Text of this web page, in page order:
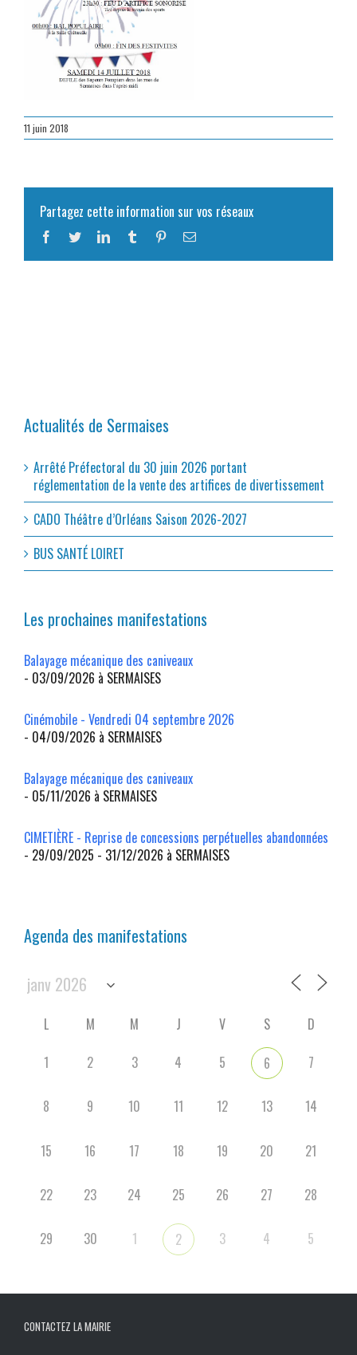
11 juin 2018
Partagez cette information sur vos réseaux
Facebook
TwitterLinkedInTumblr PinterestEmail
Actualités de Sermaises
Arrêté Préfectoral du 30 juin 2026 portant
réglementation de la vente des artifices de divertissement
CADO Théâtre d’Orléans Saison 2026-2027
BUS SANTÉ LOIRET
Les prochaines manifestations
Balayage mécanique des caniveaux
- 03/09/2026 à SERMAISES
Cinémobile - Vendredi 04 septembre 2026
- 04/09/2026 à SERMAISES
Balayage mécanique des caniveaux
- 05/11/2026 à SERMAISES
CIMETIÈRE - Reprise de concessions perpétuelles abandonnées
- 29/09/2025 - 31/12/2026 à SERMAISES
Agenda des manifestations
L M M J V S
D
1
2 3 4 5 6 7
8 9 10 11 12 13 14
15 16 17 18 19 20 21
22 23 24 25 26 27 28
29 30 1 2 3 4 5
CONTACTEZ LA MAIRIE